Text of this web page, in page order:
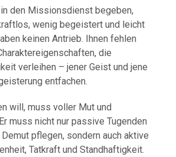
den Missionsdienst begeben,
wenig begeistert und leicht
keinen Antrieb. Ihnen fehlen
die
verleihen – jener Geist und jene
entfachen.
will, muss voller Mut und
muss nicht nur passive Tugenden
pflegen, sondern auch aktive
Tatkraft und Standhaftigkeit.